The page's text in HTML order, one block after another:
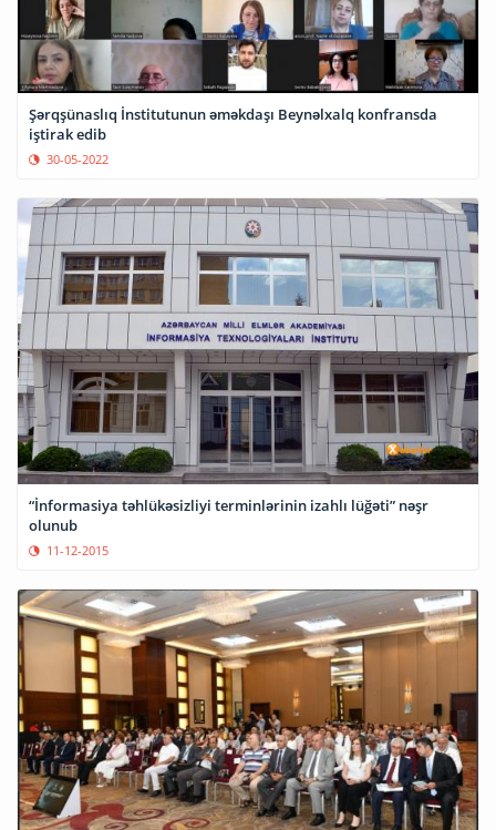
Şərqşünaslıq İnstitutunun əməkdaşı Beynəlxalq konfransda
iştirak edib
30-05-2022
“İnformasiya təhlükəsizliyi terminlərinin izahlı lüğəti” nəşr
olunub
11-12-2015